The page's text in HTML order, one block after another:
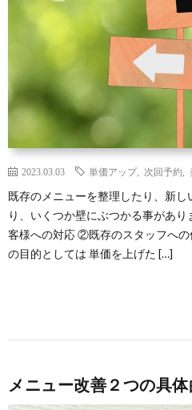
2023.03.03 単価アップ, 次回予約
既存のメニューを整理したり、新
り、いくつか壁にぶつかる事があ
客様への対応 ②既存のスタッフへ
の目的としては 単価を上げた […]
メニュー改善２つの具